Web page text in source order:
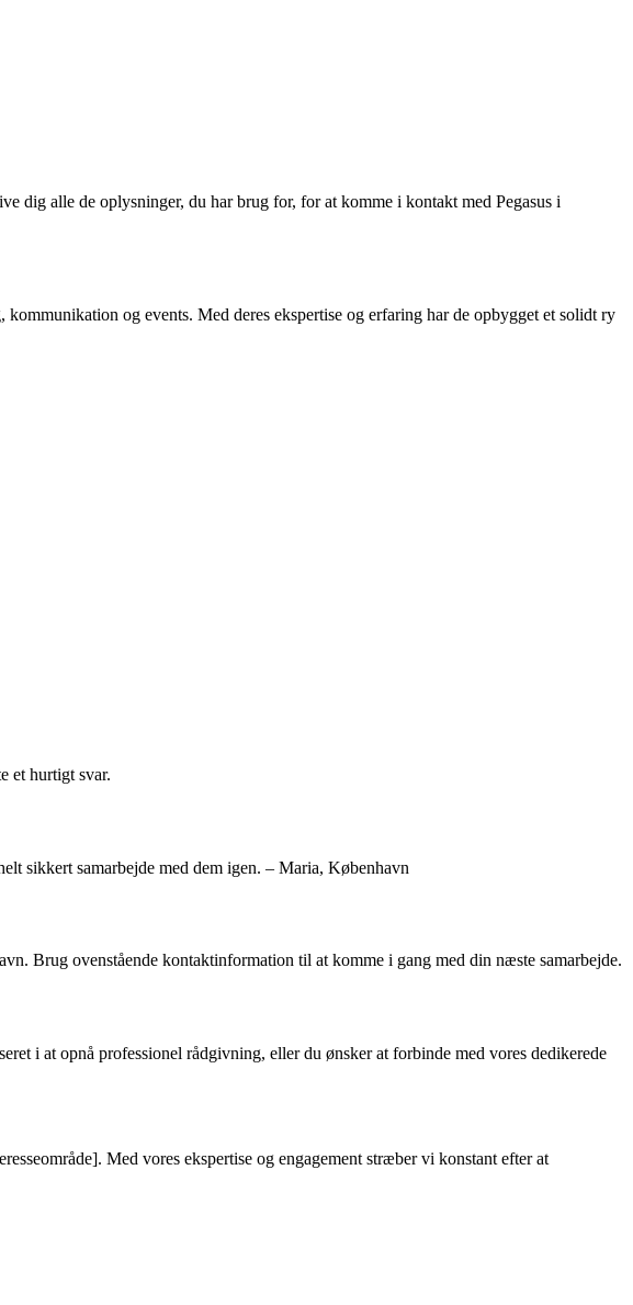
dig alle de oplysninger, du har brug for, for at komme i kontakt med Pegasus i
og events. Med deres ekspertise og erfaring har de opbygget et solidt ry
et hurtigt svar.
sikkert samarbejde med dem igen. – Maria, København
Brug ovenstående kontaktinformation til at komme i gang med din næste samarbejde.
i at opnå professionel rådgivning, eller du ønsker at forbinde med vores dedikerede
Med vores ekspertise og engagement stræber vi konstant efter at